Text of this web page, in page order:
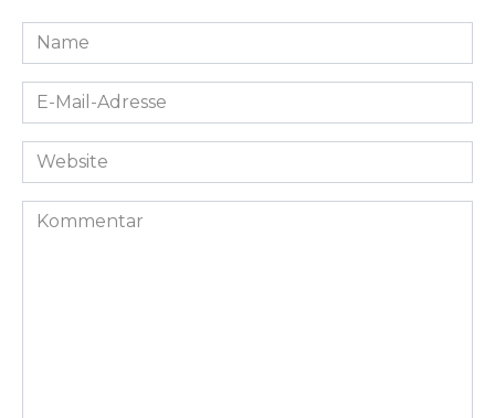
Name
*
E-
Mail-
Adresse
Website
Kommentar